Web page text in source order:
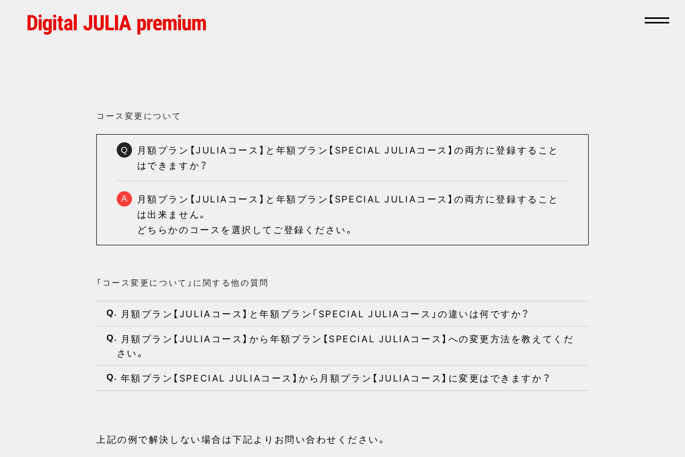
コース変更について
Q
月額プラン【JULIAコース】と年額プラン【SPECIAL JULIAコース】の両方に登録すること
はできますか？
A
月額プラン【JULIAコース】と年額プラン【SPECIAL JULIAコース】の両方に登録すること
は出来ません。
どちらかのコースを選択してご登録ください。
「コース変更について」に関する他の質問
Q. 月額プラン【JULIAコース】と年額プラン「SPECIAL JULIAコース」の違いは何ですか？
Q.
月額プラン【JULIAコース】から年額プラン【SPECIAL JULIAコース】への変更方法を教えてくだ
さい。
Q. 年額プラン【SPECIAL JULIAコース】から月額プラン【JULIAコース】に変更はできますか？
上記の例で解決しない場合は下記よりお問い合わせください。